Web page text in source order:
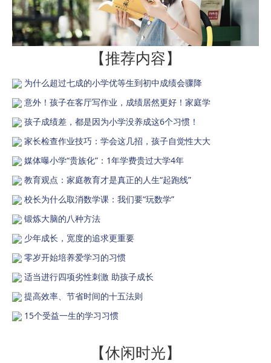
【推荐内容】
为什么超过七成的小学优等生到初中成绩会骤降
意外！孩子在客厅写作业，成绩居然更好！家庭学
孩子成绩差，都是因为小学没养成这6个习惯！
家长检查作业技巧：学会这几招，孩子自觉性大大
媒体曝小学“贵族化”：1年学费贵过大学4年
教育观点：家庭教育才是真正的人生“起跑线”
校长为什么取消数学课：我们要“玩数学”
锻炼大脑的八种方法
少年成长，宽度的追求更重要
零岁开始培养爱学习的习惯
适当进行四项劣性刺激 助孩子成长
提高效率、节省时间的十五法则
15个受益一生的学习习惯
【休闲时光】